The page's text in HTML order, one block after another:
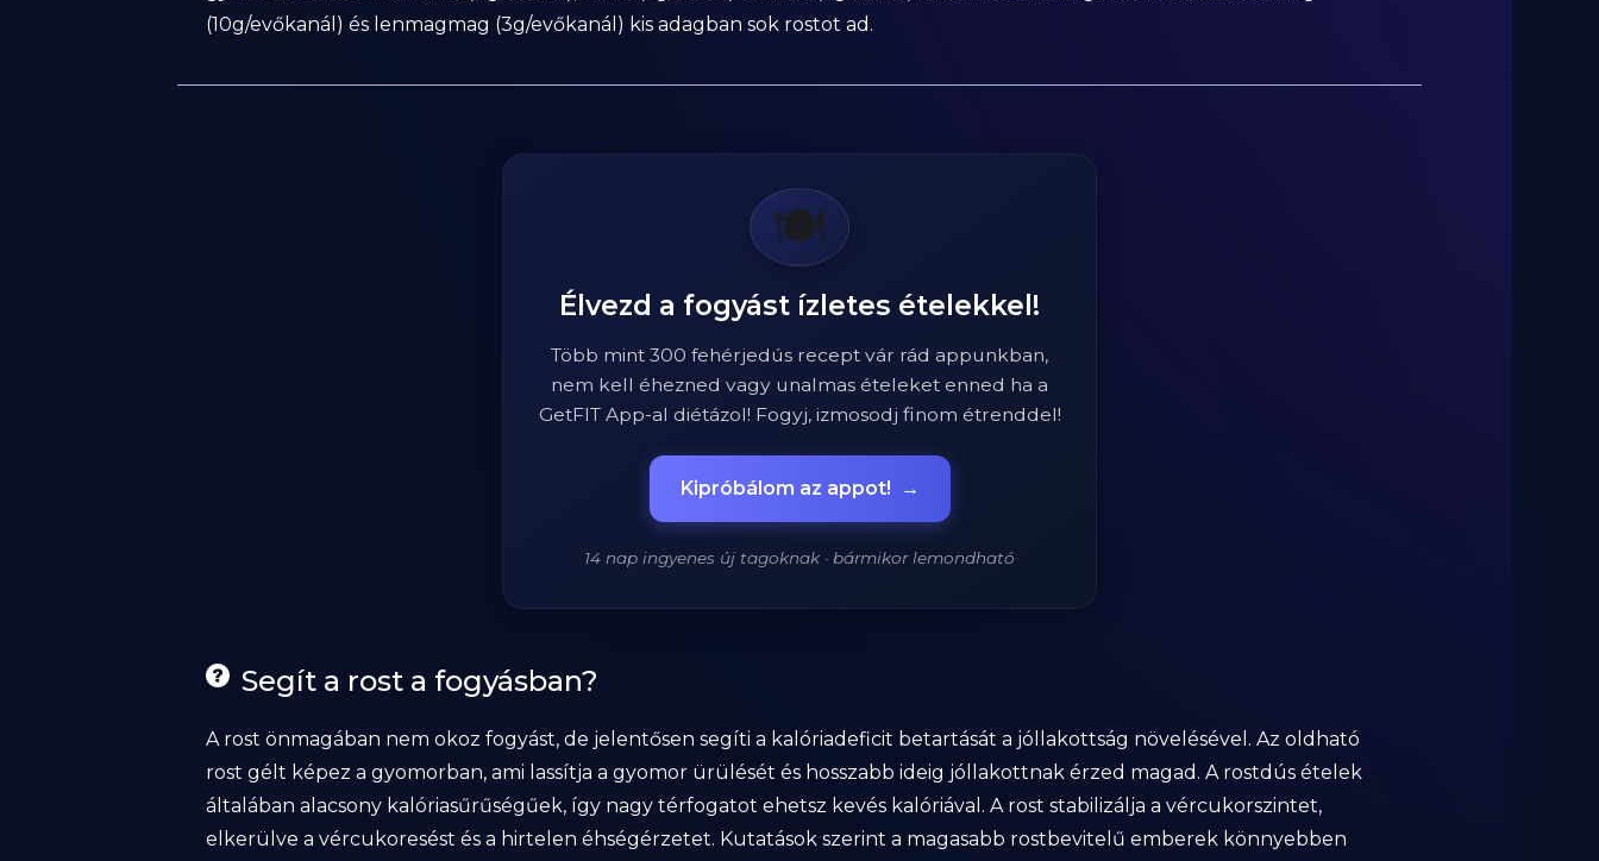
(10g/evőkanál) és lenmagmag (3g/evőkanál) kis adagban sok rostot ad.
🍽️
Élvezd a fogyást ízletes ételekkel!
Több mint 300 fehérjedús recept vár rád appunkban,
nem kell éhezned vagy unalmas ételeket enned ha a
GetFIT App-al diétázol! Fogyj, izmosodj finom étrenddel!
Kipróbálom az appot! →
14 nap ingyenes új tagoknak · bármikor lemondható
Segít a rost a fogyásban?
A rost önmagában nem okoz fogyást, de jelentősen segíti a kalóriadeficit betartását a jóllakottság növelésével. Az oldható
rost gélt képez a gyomorban, ami lassítja a gyomor ürülését és hosszabb ideig jóllakottnak érzed magad. A rostdús ételek
általában alacsony kalóriasűrűségűek, így nagy térfogatot ehetsz kevés kalóriával. A rost stabilizálja a vércukorszintet,
elkerülve a vércukoresést és a hirtelen éhségérzetet. Kutatások szerint a magasabb rostbevitelű emberek könnyebben